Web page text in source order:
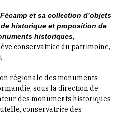
et sa collection d’objets
historique et proposition de
historiques,
conservatrice du patrimoine,
régionale des monuments
sous la direction de
des monuments historiques
conservatrice des